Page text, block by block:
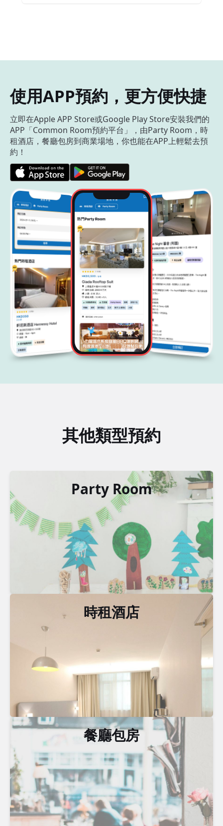
使用APP預約，更方便快捷
立即在Apple APP Store或Google Play Store安裝我們的
APP「Common Room預約平台」，由Party Room，時
租酒店，餐廳包房到商業場地，你也能在APP上輕鬆去預
約！
其他類型預約
Party Room
時租酒店
餐廳包房